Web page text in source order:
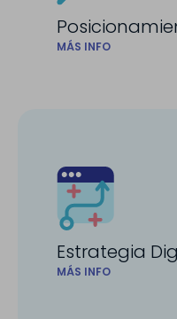
MÁS INFO
Estrategia
MÁS INFO